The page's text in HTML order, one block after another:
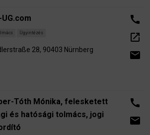
UG.com
Ügyintézés
28, 90403 Nürnberg
call
open_in_new
email
Tóth Mónika, felesketett
és hatósági tolmács, jogi
call
email